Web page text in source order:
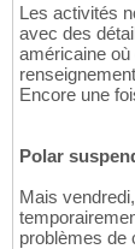
Les activités
avec des
américaine
Encore une
Polar
Mais
problèmes de